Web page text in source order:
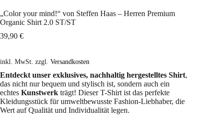
„Color your mind!“ von Steffen Haas – Herren Premium
Organic Shirt 2.0 ST/ST
39,90 €
inkl. MwSt. zzgl. Versandkosten
Entdeckt unser exklusives, nachhaltig hergestelltes Shirt,
das nicht nur bequem und stylisch ist, sondern auch ein
echtes Kunstwerk trägt! Dieser T-Shirt ist das perfekte
Kleidungsstück für umweltbewusste Fashion-Liebhaber, die
Wert auf Qualität und Individualität legen.